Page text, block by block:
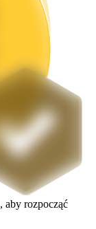
na popularnych
rozpocząć